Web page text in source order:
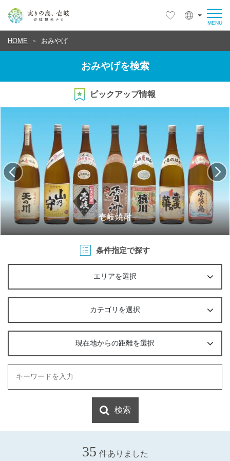
HOME おみやげ
おみやげを検索
ピックアップ情報
壱岐焼酎
条件指定で探す
エリアを選択
カテゴリを選択
現在地からの距離を選択
検索
35 件ありました